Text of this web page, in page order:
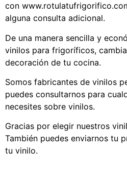
con
alguna consulta adicional.
De una manera sencilla y
vinilos para frigoríficos,
decoración de tu cocina.
Somos fabricantes de vinilos
puedes consultarnos para
necesites sobre vinilos.
Gracias por elegir nuestros
También puedes enviarnos tu
tu vinilo.